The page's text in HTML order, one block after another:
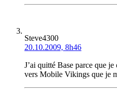
Steve4300
20.10.2009, 8h46
J’ai quitté Base parce que
vers Mobile Vikings que je